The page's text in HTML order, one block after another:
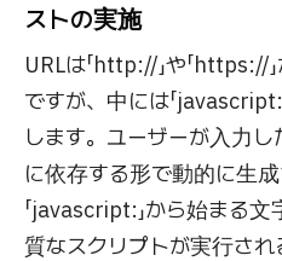
ストの実施
URLは「http://」や「
ですが、中には「
します。ユーザーが入力
に依存する形で動的に生成
「javascript:」から始まる
質なスクリプトが実行され